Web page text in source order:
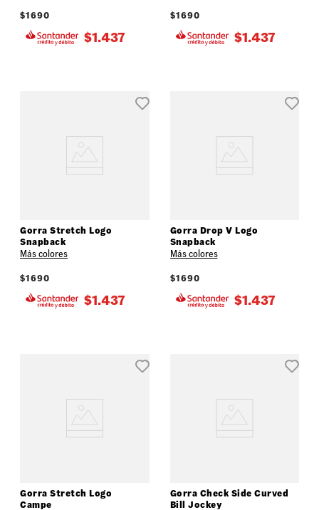
$1690
$1.437
$1690
$1.437
Gorra Stretch Logo
Snapback
Más colores
$1690
$1.437
Gorra Drop V Logo
Snapback
Más colores
$1690
$1.437
Gorra Stretch Logo
Campe
Gorra Check Side Curved
Bill Jockey